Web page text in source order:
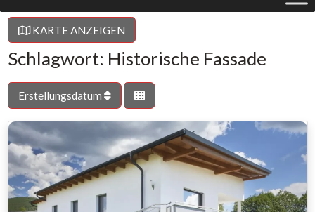
KARTE ANZEIGEN
Schlagwort: Historische Fassade
Erstellungsdatum